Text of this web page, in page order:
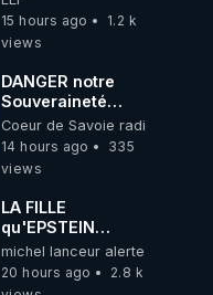
centres de
contrôle de
brigades
ukrainienne
15 hours ago
1.2 k
views
DANGER notre
Souveraineté
Alimentaire est
attaqué...
Coeur de Savoie radioweb TV
14 hours ago
335
views
LA FILLE
qu'EPSTEIN
VOULAIT CACHER
michel lanceur alerte
20 hours ago
2.8 k